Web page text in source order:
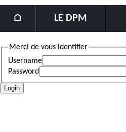
⌂ LE DPM
Merci de vous identifier
Username
Password